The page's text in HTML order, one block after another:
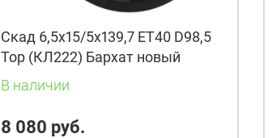
Скад 6,5x15/5x139,7 ET40 D98,5
Тор (КЛ222) Бархат новый
В наличии
8 080 руб.